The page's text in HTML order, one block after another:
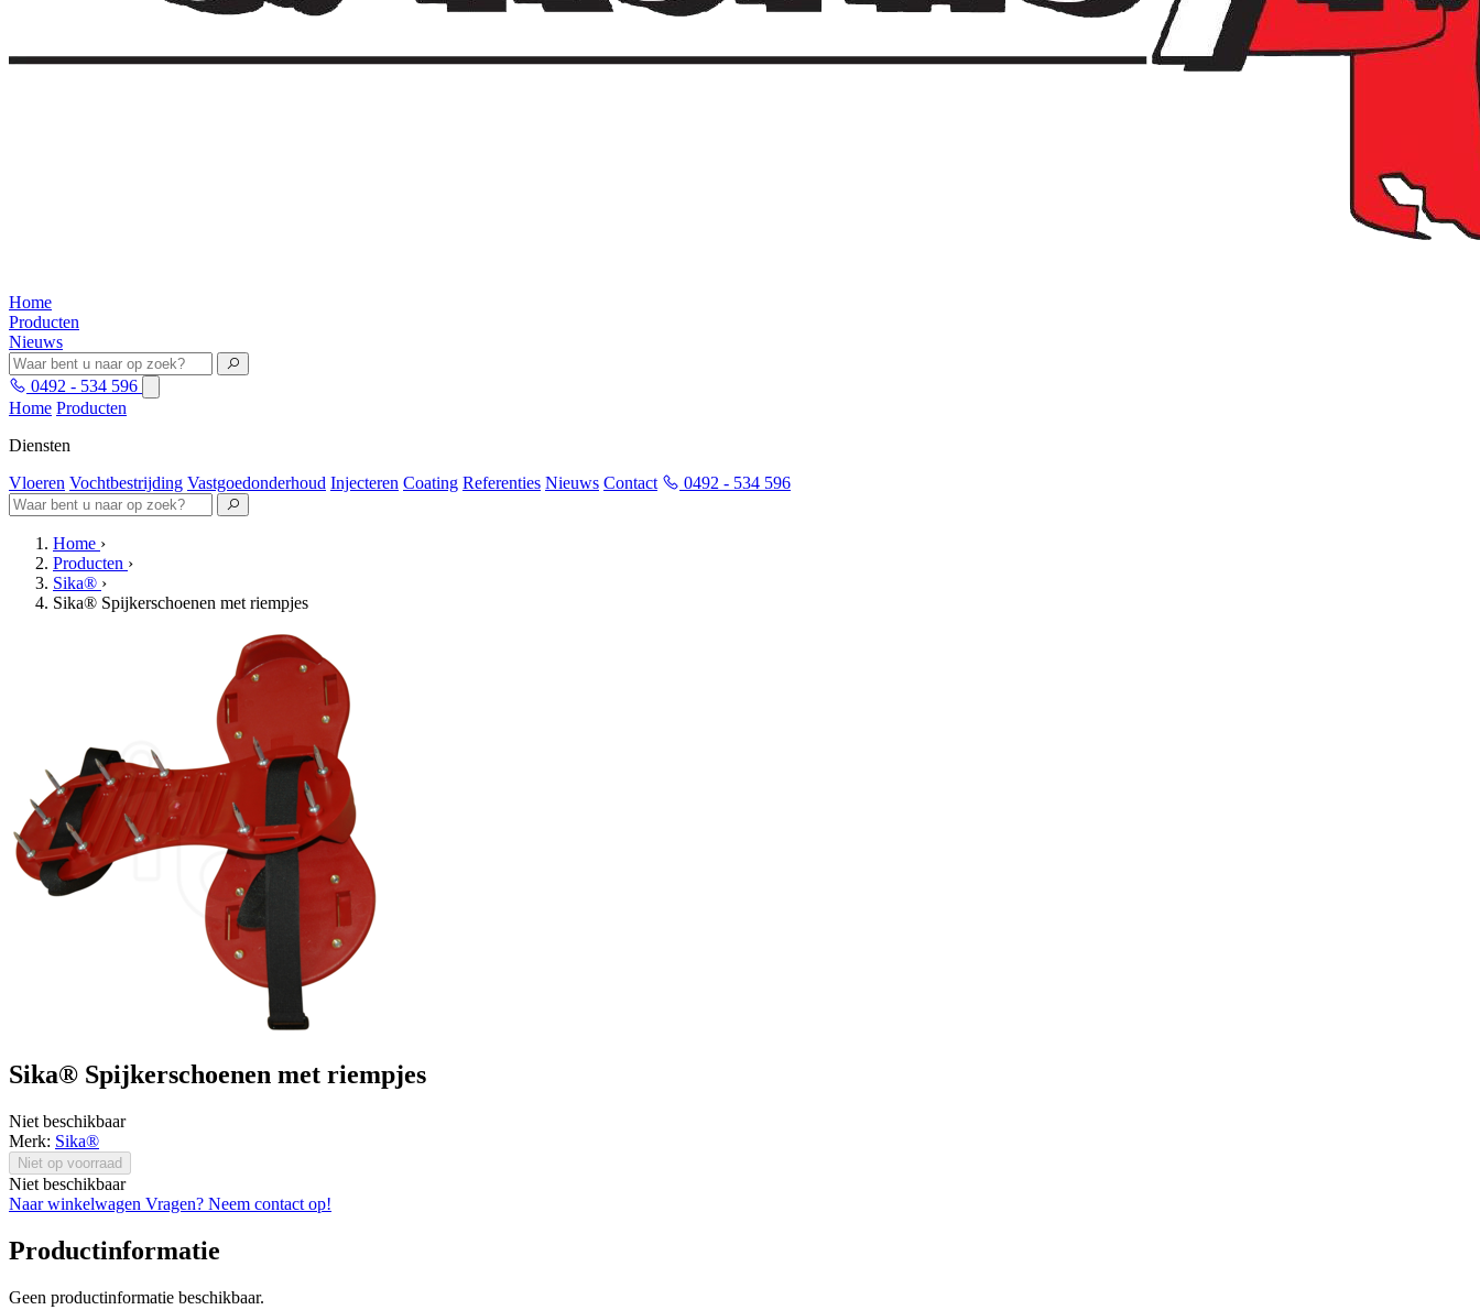
Home
Producten
Nieuws
0492 - 534 596
Home Producten
Diensten
Vloeren Vochtbestrijding Vastgoedonderhoud Injecteren Coating Referenties Nieuws Contact 0492 - 534 596
Home ›
Producten ›
Sika® ›
Sika® Spijkerschoenen met riempjes
Sika® Spijkerschoenen met riempjes
Niet beschikbaar
Merk: Sika®
Niet op voorraad
Niet beschikbaar
Naar winkelwagen Vragen? Neem contact op!
Productinformatie
Geen productinformatie beschikbaar.